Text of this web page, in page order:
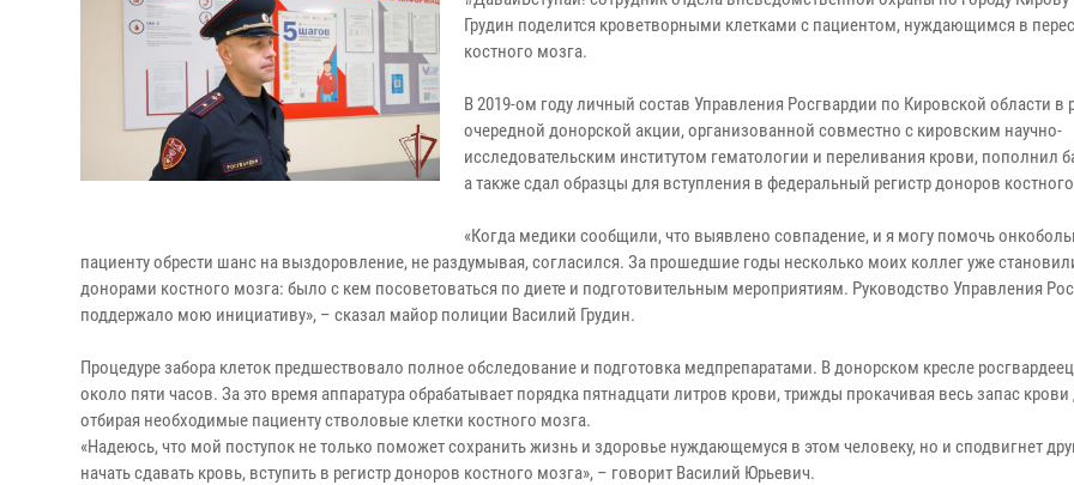
Грудин поделится кроветворными клетками с пациентом, нуждающимся в
костного мозга.
В 2019-ом году личный состав Управления Росгвардии по Кировской области в
очередной донорской акции, организованной совместно с кировским научно-
исследовательским институтом гематологии и переливания крови, пополнил
а также сдал образцы для вступления в федеральный регистр доноров
«Когда медики сообщили, что выявлено совпадение, и я могу помочь
пациенту обрести шанс на выздоровление, не раздумывая, согласился. За прошедшие годы несколько моих коллег уже
донорами костного мозга: было с кем посоветоваться по диете и подготовительным мероприятиям. Руководство Управления
поддержало мою инициативу», – сказал майор полиции Василий Грудин.
Процедуре забора клеток предшествовало полное обследование и подготовка медпрепаратами. В донорском кресле
около пяти часов. За это время аппаратура обрабатывает порядка пятнадцати литров крови, трижды прокачивая весь запас
отбирая необходимые пациенту стволовые клетки костного мозга.
«Надеюсь, что мой поступок не только поможет сохранить жизнь и здоровье нуждающемуся в этом человеку, но и сподвигнет
начать сдавать кровь, вступить в регистр доноров костного мозга», – говорит Василий Юрьевич.